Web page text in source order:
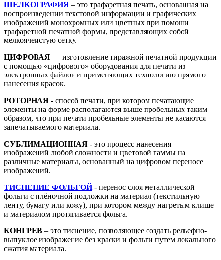
ШЕЛКОГРАФИЯ – это трафаретная печать, основанная на
воспроизведении текстовой информации и графических
изображений монохромных или цветных при помощи
трафаретной печатной формы, представляющих собой
мелкоячеистую сетку.
ЦИФРОВАЯ — изготовление тиражной печатной продукции
с помощью «цифрового» оборудования для печати из
электронных файлов и применяющих технологию прямого
нанесения красок.
РОТОРНАЯ - способ печати, при котором печатающие
элементы на форме располагаются выше пробельных таким
образом, что при печати пробельные элементы не касаются
запечатываемого материала.
СУБЛИМАЦИОННАЯ - это процесс нанесения
изображений любой сложности и цветовой гаммы на
различные материалы, основанный на цифровом переносе
изображений.
ТИСНЕНИЕ ФОЛЬГОЙ- перенос слоя металлической
фольги с плёночной подложки на материал (текстильную
ленту, бумагу или кожу), при котором между нагретым клише
и материалом протягивается фольга.
КОНГРЕВ – это тиснение, позволяющее создать рельефно-
выпуклое изображение без краски и фольги путем локального
сжатия материала.